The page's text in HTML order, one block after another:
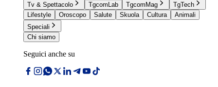
Tv & Spettacolo
TgcomLab TgcomMag
TgTech
Lifestyle
Oroscopo Salute Skuola Cultura
Animali
Speciali
Chi siamo
Seguici anche su